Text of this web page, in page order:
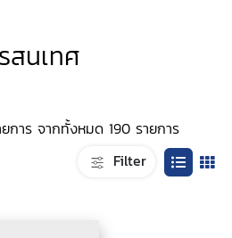
สนเทศ
การ จากทั้งหมด 190 รายการ
Filter